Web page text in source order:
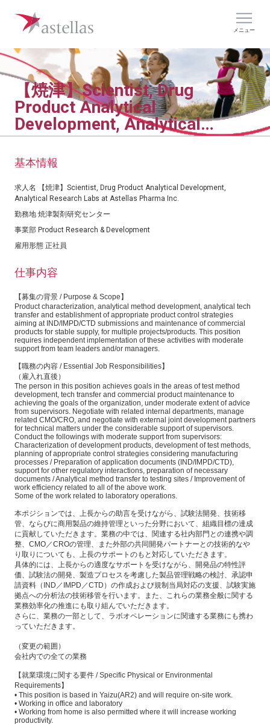
メニュー
【焼津】Scientist, Drug
Product Analytical
Development, Analytical
Research Labs at Astellas
Pharma Inc.
基本情報
求人名
【焼津】Scientist, Drug Product Analytical Development,
Analytical Research Labs at Astellas Pharma Inc.
勤務地 焼津製剤研究センター
事業部 Product Research & Development
雇用形態 正社員
仕事内容
【募集の背景 / Purpose & Scope】
Product characterization, analytical method development, analytical tech
transfer and establishment of appropriate product control strategies
aiming at IND/IMPD/CTD submissions and maintenance of commercial
products for stable supply, for multiple projects/products. This position
requires independent implementation of these activities with moderate
support from team leaders and/or managers.
【職務の内容 / Essential Job Responsibilities】
（雇入れ直後）
The person in this position achieves goals in the areas of test method
development, tech transfer and commercial product maintenance to
achieving the goals of the organization, under moderate extent of advice
from supervisors. Negotiate with related internal departments, manage
related CMO/CRO, and negotiate with external joint development partners
for technical matters under the considerable support of supervisors.
Conduct the followings with moderate support from supervisors:
Characterization of development products, development of test methods,
planning of appropriate control strategies considering manufacturing
processes / Preparation of application documents (IND/IMPD/CTD),
support for other regulatory interactions, preparation of necessary
documents / Analytical method transfer to testing sites / Improvement of
work efficiency related to all of the above work.
Some of the work related to laboratory operations.
本ポジションでは、上長からの助言を受けながら、試験法開発、技術移
管、ならびに商用製品の維持管理といった分野において、組織目標の達成
に貢献していただきます。業務の中では、関連する社内部門との連携や調
整、CMO／CROの管理、また外部の共同開発パートナーとの技術的なや
り取りについても、上長のサポートのもと対応していただきます。
具体的には、上長からの適度なサポートを受けながら、開発品の特性評
価、試験法の開発、製造プロセスを考慮した製品管理戦略の検討、承認申
請資料（IND／IMPD／CTD）の作成および規制当局対応の支援、試験実施
拠点への分析法の技術移管を行います。また、これらの業務全般に関する
業務効率化の推進にも取り組んでいただきます。
さらに、業務の一部として、ラボオペレーションに関連する業務にも携わ
っていただきます。
（変更の範囲）
会社内での全ての業務
【就業環境に関する要件 / Specific Physical or Environmental
Requirements】
• This position is based in Yaizu(AR2) and will require on-site work.
• Working in office and laboratory
• Working from home is also permitted where it will increase working
productivity.